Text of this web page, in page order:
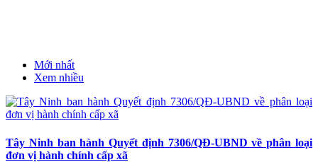
Mới nhất
Xem nhiều
Tây Ninh ban hành Quyết định 7306/QĐ-UBND về phân loại
đơn vị hành chính cấp xã